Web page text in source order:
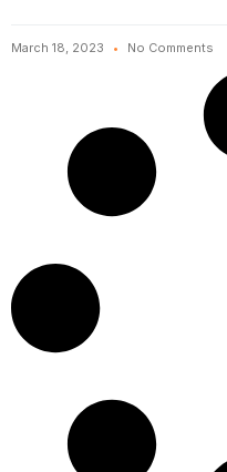
March 18, 2023 No Comments